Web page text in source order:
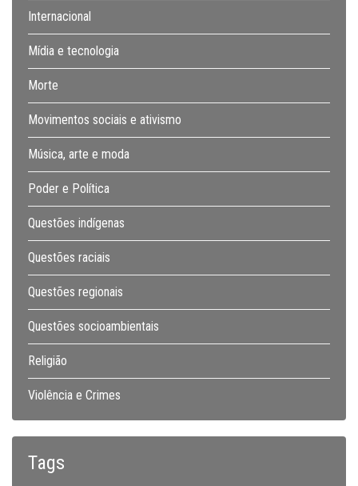
Internacional
Mídia e tecnologia
Morte
Movimentos sociais e ativismo
Música, arte e moda
Poder e Política
Questões indígenas
Questões raciais
Questões regionais
Questões socioambientais
Religião
Violência e Crimes
Tags